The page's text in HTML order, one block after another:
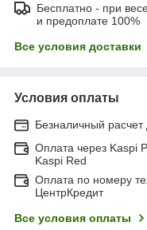
Бесплатно - при
и предоплате 100%
Все условия доставки
Условия оплаты
Безналичный
Оплата через Kaspi
Kaspi Red
Оплата по номеру
ЦентрКредит
Все условия оплаты